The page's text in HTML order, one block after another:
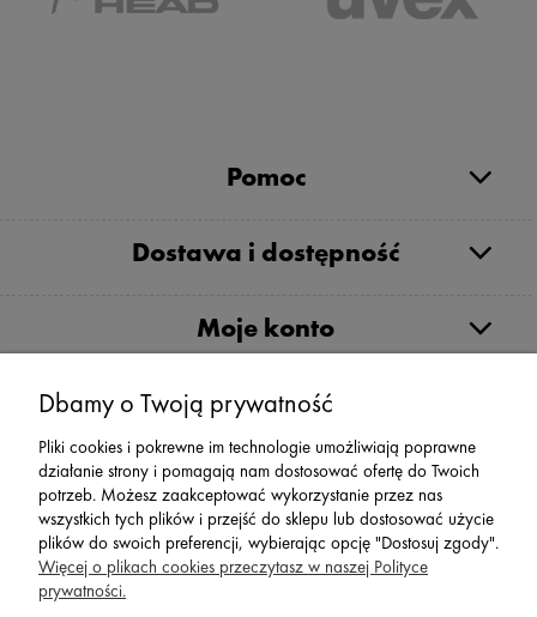
Pomoc
Dostawa i dostępność
Moje konto
Serwis
Zwroty,Reklamacje Wymiany
SPORT 2002 ||
Dbamy o Twoją prywatność
Pliki cookies i pokrewne im technologie umożliwiają poprawne
działanie strony i pomagają nam dostosować ofertę do Twoich
potrzeb. Możesz zaakceptować wykorzystanie przez nas
wszystkich tych plików i przejść do sklepu lub dostosować użycie
plików do swoich preferencji, wybierając opcję "Dostosuj zgody".
Więcej o plikach cookies przeczytasz w naszej Polityce
prywatności.